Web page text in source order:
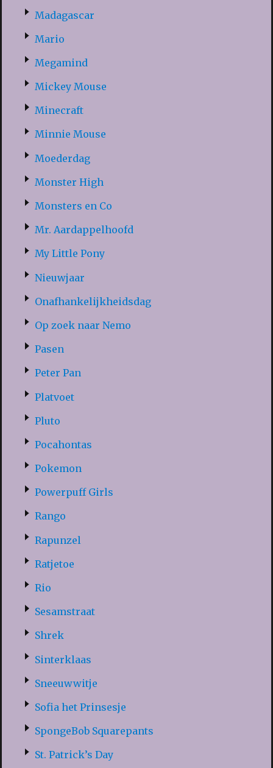
Madagascar
Mario
Megamind
Mickey Mouse
Minecraft
Minnie Mouse
Moederdag
Monster High
Monsters en Co
Mr. Aardappelhoofd
My Little Pony
Nieuwjaar
Onafhankelijkheidsdag
Op zoek naar Nemo
Pasen
Peter Pan
Platvoet
Pluto
Pocahontas
Pokemon
Powerpuff Girls
Rango
Rapunzel
Ratjetoe
Rio
Sesamstraat
Shrek
Sinterklaas
Sneeuwwitje
Sofia het Prinsesje
SpongeBob Squarepants
St. Patrick’s Day